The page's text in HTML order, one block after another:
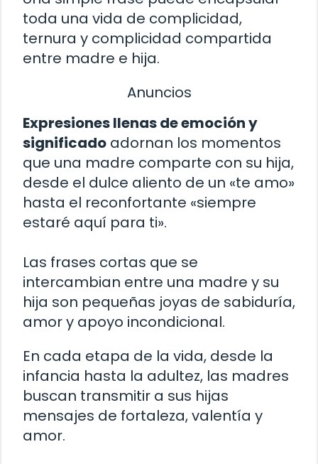
toda una vida de complicidad,
ternura y complicidad compartida
entre madre e hija.
Anuncios
Expresiones llenas de emoción y
significado adornan los momentos
que una madre comparte con su hija,
desde el dulce aliento de un «te amo»
hasta el reconfortante «siempre
estaré aquí para ti».
Las frases cortas que se
intercambian entre una madre y su
hija son pequeñas joyas de sabiduría,
amor y apoyo incondicional.
En cada etapa de la vida, desde la
infancia hasta la adultez, las madres
buscan transmitir a sus hijas
mensajes de fortaleza, valentía y
amor.